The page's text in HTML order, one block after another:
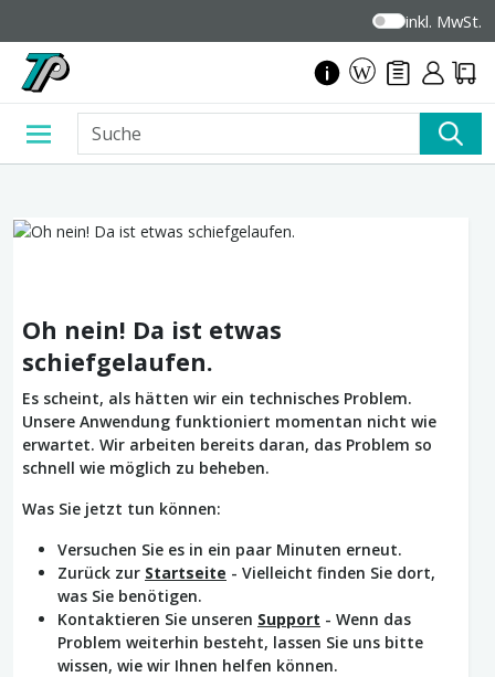
inkl. MwSt.
Oh nein! Da ist etwas
schiefgelaufen.
Es scheint, als hätten wir ein technisches Problem.
Unsere Anwendung funktioniert momentan nicht wie
erwartet. Wir arbeiten bereits daran, das Problem so
schnell wie möglich zu beheben.
Was Sie jetzt tun können:
Versuchen Sie es in ein paar Minuten erneut.
Zurück zur Startseite - Vielleicht finden Sie dort,
was Sie benötigen.
Kontaktieren Sie unseren Support - Wenn das
Problem weiterhin besteht, lassen Sie uns bitte
wissen, wie wir Ihnen helfen können.